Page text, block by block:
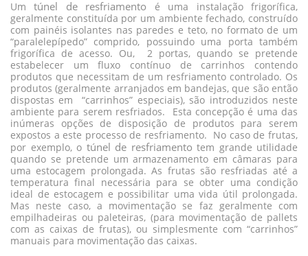
Umtúnel de resfriamento é uma instalação frigorífica,
geralmente constituída por um ambiente fechado, construído
com painéis isolantes nas paredes e teto, no formato de um
“paralelepípedo” comprido, possuindo uma porta também
frigorífica de acesso. Ou, 2 portas, quando se pretende
estabelecer um fluxo contínuo de carrinhos contendo
produtos que necessitam de um resfriamento controlado. Os
produtos (geralmente arranjados em bandejas, que são então
dispostas em “carrinhos” especiais), são introduzidos neste
ambiente para serem resfriados. Esta concepção é uma das
inúmeras opções de disposição de produtos para serem
expostos a este processo de resfriamento. No caso de frutas,
por exemplo, o túnel de resfriamento tem grande utilidade
quando se pretende um armazenamento em câmaras para
uma estocagem prolongada. As frutas são resfriadas até a
temperatura final necessária para se obter uma condição
ideal de estocagem e possibilitar uma vida útil prolongada.
Mas neste caso, a movimentação se faz geralmente com
empilhadeiras ou paleteiras, (para movimentação de pallets
com as caixas de frutas), ou simplesmente com “carrinhos”
manuais para movimentação das caixas.